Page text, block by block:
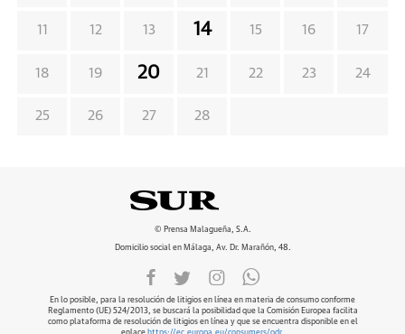
11 12 13 14 15 16 17
18 19 20 21 22 23 24
25 26 27 28
© Prensa Malagueña, S.A.
Domicilio social en Málaga, Av. Dr. Marañón, 48.
En lo posible, para la resolución de litigios en línea en materia de consumo conforme
Reglamento (UE) 524/2013, se buscará la posibilidad que la Comisión Europea facilita
como plataforma de resolución de litigios en línea y que se encuentra disponible en el